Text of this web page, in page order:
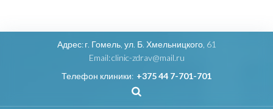
Адрес: г. Гомель, ул. Б. Хмельницкого, 61
Email:clinic-zdrav@mail.ru
Телефон клиники: +375 44 7-701-701